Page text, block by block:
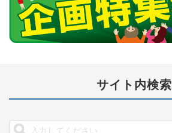
サイト内検索